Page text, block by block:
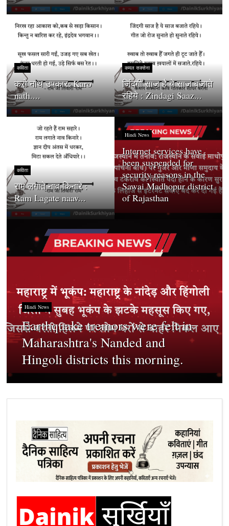
कविता
करो नाथ उपकार: Karo
nath....
कमल सक्सेना
जिंदगी साज है ये साज बजाते
रहिये : Zindagi Saaz...
कविता
राम लगाते नाव किनारे :
Ram Lagate naav...
Hindi News
Internet services have
been suspended for
security reasons in the
Sawai Madhopur district
of Rajasthan
Hindi News
Earthquake tremors were felt in
Maharashtra's Nanded and
Hingoli districts this morning.